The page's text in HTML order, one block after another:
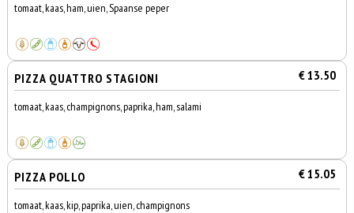
tomaat, kaas, ham, uien, Spaanse peper
PIZZA QUATTRO STAGIONI € 13.50
tomaat, kaas, champignons, paprika, ham, salami
PIZZA POLLO € 15.05
tomaat, kaas, kip, paprika, uien, champignons